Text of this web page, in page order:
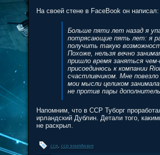
На своей стене в FaceBook он написал:
Больше пяти лет назад я
потрясающие пять лет: я
получить такую
Похоже, нельзя вечно
пришло время заняться
присоединюсь к компании
счастливчиком. Мне
мои мысли целиком
не против пары
Напомним, что в CCP Туборг
ирландский Дублин. Детали того,
не раскрыл.
ccp, ccp soundwave